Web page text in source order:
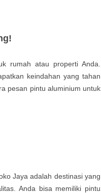
rumah atau properti Anda.
keindahan yang tahan
pesan pintu aluminium untuk
Jaya adalah destinasi yang
Anda bisa memiliki pintu